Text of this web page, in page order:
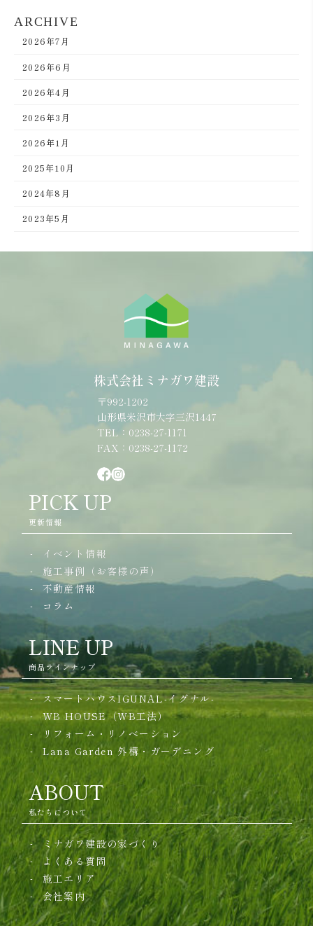
ARCHIVE
2026年7月
2026年6月
2026年4月
2026年3月
2026年1月
2025年10月
2024年8月
2023年5月
株式会社ミナガワ建設
〒992-1202
山形県米沢市大字三沢1447
TEL：0238-27-1171
FAX：0238-27-1172
PICK UP
更新情報
イベント情報
施工事例（お客様の声）
不動産情報
コラム
LINE UP
商品ラインナップ
スマートハウスIGUNAL-イグナル-
WB HOUSE（WB工法）
リフォーム・リノベーション
Lana Garden 外構・ガーデニング
ABOUT
私たちについて
ミナガワ建設の家づくり
よくある質問
施工エリア
会社案内